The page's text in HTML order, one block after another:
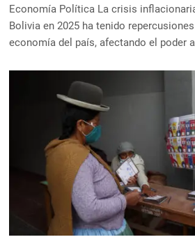
Economía Política La crisis
Bolivia en 2025 ha tenido
economía del país, afectando el poder